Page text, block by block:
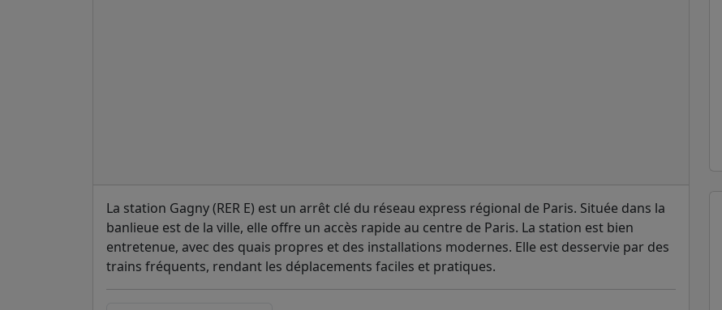
La station Gagny (RER E) est un arrêt clé du réseau express régional de Paris. Située dans la
banlieue est de la ville, elle offre un accès rapide au centre de Paris. La station est bien
entretenue, avec des quais propres et des installations modernes. Elle est desservie par des
trains fréquents, rendant les déplacements faciles et pratiques.